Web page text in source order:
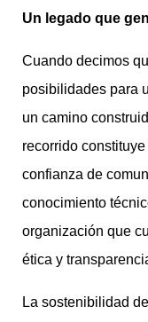
Un legado que
Cuando decimos
posibilidades para
un camino
recorrido
confianza de
conocimiento
organización que
ética y
La sostenibilidad